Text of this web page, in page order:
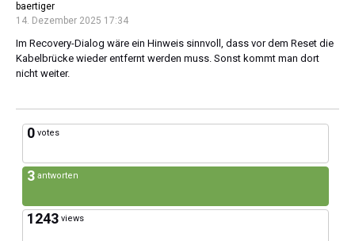
baertiger
14. Dezember 2025 17:34
Im Recovery-Dialog wäre ein Hinweis sinnvoll, dass vor dem Reset die
Kabelbrücke wieder entfernt werden muss. Sonst kommt man dort
nicht weiter.
0 votes
3 antworten
1243 views